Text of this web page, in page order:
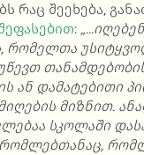
რაც შეეხება,
: „...იღებენ
რომელთა
ან დამატებითი
მიზნით.
სკოლაში